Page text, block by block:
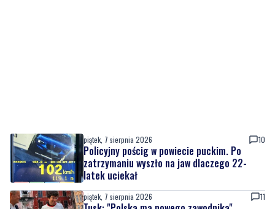
piątek, 7 sierpnia 2026
Tusk: "Polska ma nowego zawodnika".
Premier spotkał się z amerykańskim
aktorem